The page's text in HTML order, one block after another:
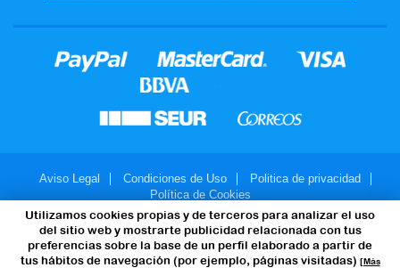
Utilizamos cookies propias y de terceros para analizar el uso
del sitio web y mostrarte publicidad relacionada con tus
preferencias sobre la base de un perfil elaborado a partir de
tus hábitos de navegación (por ejemplo, páginas visitadas) [Más
Aviso Legal Condiciones de Uso
Politica de privacidad
Política de Cookies
© 2007-2026 - JuegosMalabares.com